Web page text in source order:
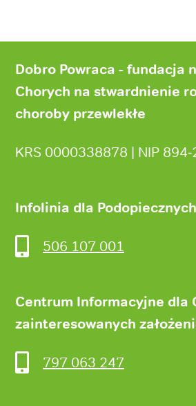
stronyDobro Powraca - fundacja
Chorych na stwardnienie
choroby przewlekłe
KRS 0000338878 | NIP
Infolinia dla Podopiecznych
506 107 001
Centrum Informacyjne dla
zainteresowanych
797 063 247